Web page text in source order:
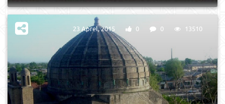
23 Aprel, 2015 0 0 13510